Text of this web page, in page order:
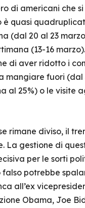
di americani che
quasi
(dal 20 al 23
(13-16
di aver ridotto i
mangiare fuori (dal
al 25%) o le visite
rimane diviso, il
La gestione di
per le sorti
falso potrebbe
all’ex
Obama, Joe